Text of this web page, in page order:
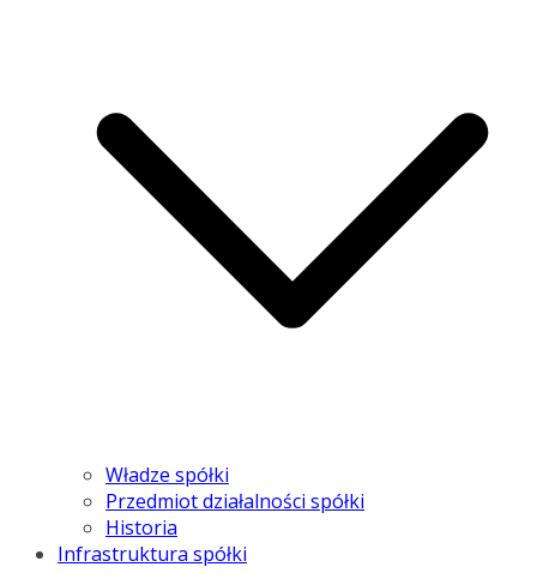
Władze spółki
Przedmiot działalności spółki
Historia
Infrastruktura spółki